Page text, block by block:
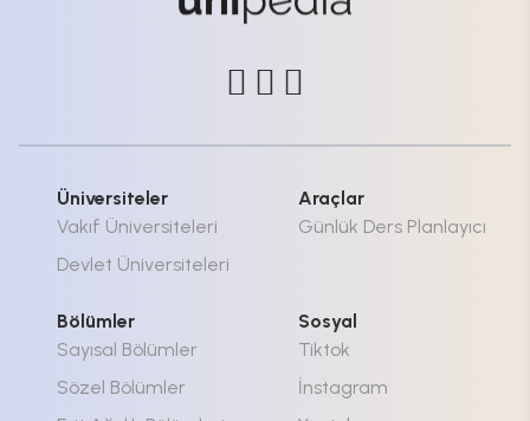
Üniversiteler
Vakıf Üniversiteleri
Devlet Üniversiteleri
Araçlar
Günlük Ders Planlayıcı
Bölümler
Sayısal Bölümler
Sözel Bölümler
Sosyal
Tiktok
İnstagram